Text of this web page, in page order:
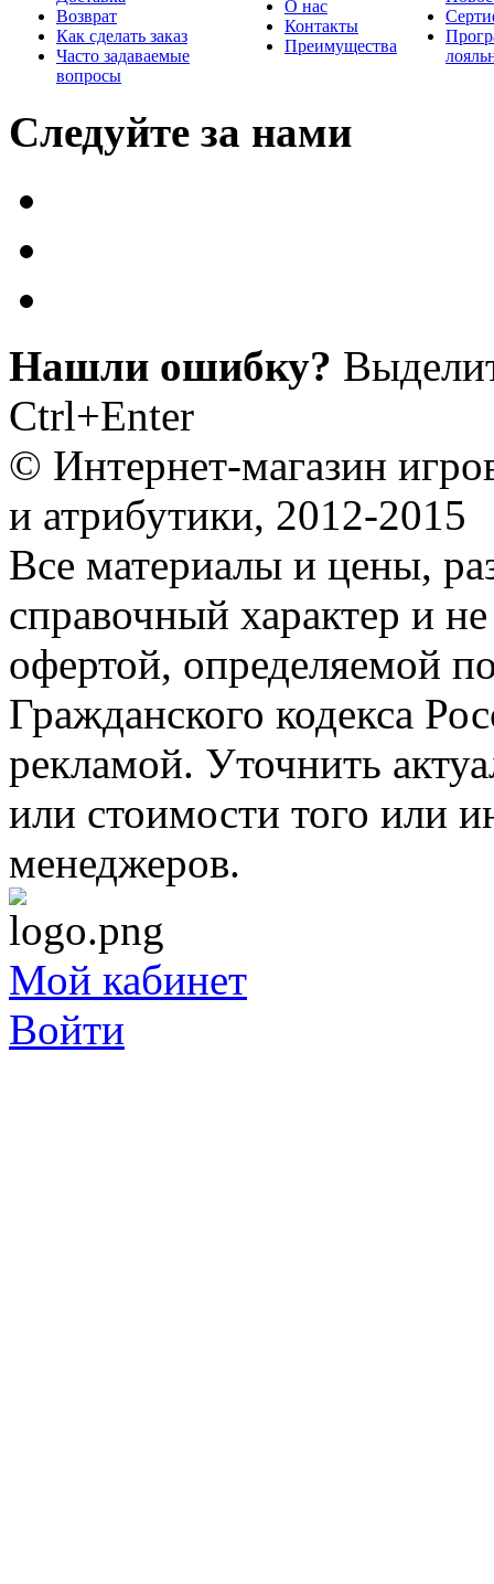
Возврат
Как сделать заказ
Часто задаваемые
вопросы
О нас
Контакты
Преимущества
Следуйте за нами
Нашли ошибку?
Ctrl+Enter
© Интернет-магазин
и атрибутики, 2012-2015
Все материалы и цены,
справочный характер и
офертой, определяемой
Гражданского кодекса
рекламой. Уточнить
или стоимости того или
менеджеров.
Мой кабинет
Войти